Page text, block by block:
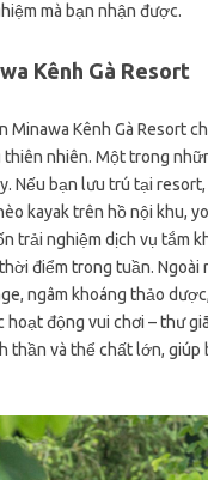
mà bạn nhận được.
Kênh Gà Resort
Kênh Gà Resort
nhiên. Một trong
Nếu bạn lưu trú tại
kayak trên hồ nội khu,
trải nghiệm dịch vụ tắm
điểm trong tuần. Ngoài
ngâm khoáng thảo
động vui chơi – thư
thần và thể chất lớn, giúp